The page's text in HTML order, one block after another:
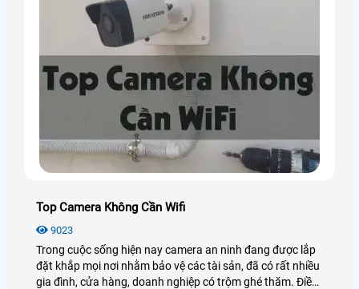
Top Camera Không Cần Wifi
9023
Trong cuộc sống hiện nay camera an ninh đang được lắp
đặt khắp mọi nơi nhằm bảo vệ các tài sản, đã có rất nhiều
gia đình, cửa hàng, doanh nghiệp có trộm ghé thăm. Điều